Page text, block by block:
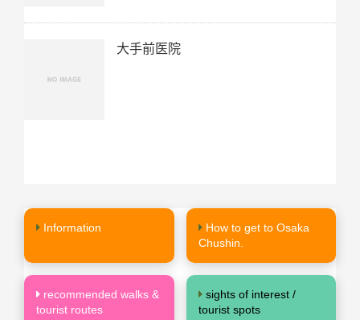
大手前医院
Information
How to get to Osaka
Chushin.
recommended walks &
tourist routes
sights of interest /
tourist spots